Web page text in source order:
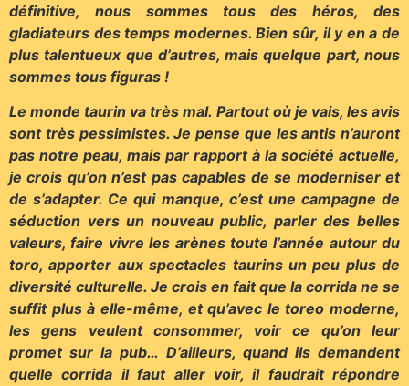
définitive, nous sommes tous des héros, des
gladiateurs des temps modernes. Bien sûr, il y en a de
plus talentueux que d’autres, mais quelque part, nous
sommes tous figuras !
Le monde taurin va très mal. Partout où je vais, les avis
sont très pessimistes. Je pense que les antis n’auront
pas notre peau, mais par rapport à la société actuelle,
je crois qu’on n’est pas capables de se moderniser et
de s’adapter. Ce qui manque, c’est une campagne de
séduction vers un nouveau public, parler des belles
valeurs, faire vivre les arènes toute l’année autour du
toro, apporter aux spectacles taurins un peu plus de
diversité culturelle. Je crois en fait que la corrida ne se
suffit plus à elle-même, et qu’avec le toreo moderne,
les gens veulent consommer, voir ce qu’on leur
promet sur la pub… D’ailleurs, quand ils demandent
quelle corrida il faut aller voir, il faudrait répondre